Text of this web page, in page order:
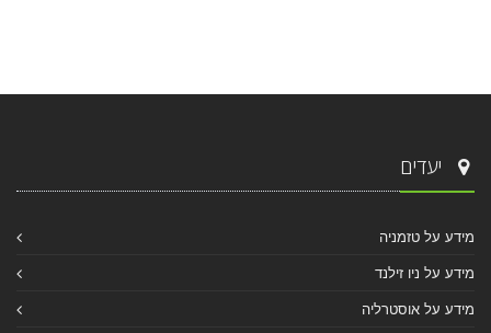
יעדים
מידע על טזמניה
מידע על ניו זילנד
מידע על אוסטרליה